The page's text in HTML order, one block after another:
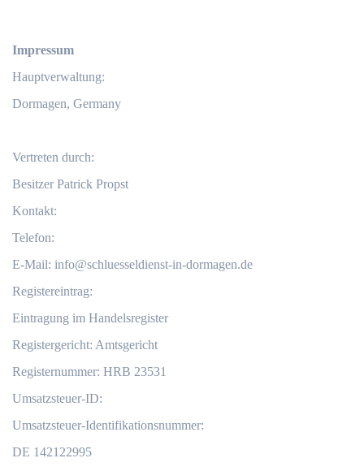
Impressum
Hauptverwaltung:
Dormagen, Germany
Vertreten durch:
Besitzer Patrick Propst
Kontakt:
Telefon:
E-Mail: info@schluesseldienst-in-dormagen.de
Registereintrag:
Eintragung im Handelsregister
Registergericht: Amtsgericht
Registernummer: HRB 23531
Umsatzsteuer-ID:
Umsatzsteuer-Identifikationsnummer:
DE 142122995